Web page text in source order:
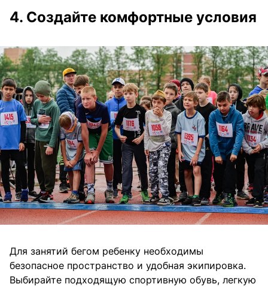
4. Создайте комфортные условия
Для занятий бегом ребенку необходимы
безопасное пространство и удобная экипировка.
Выбирайте подходящую спортивную обувь, легкую